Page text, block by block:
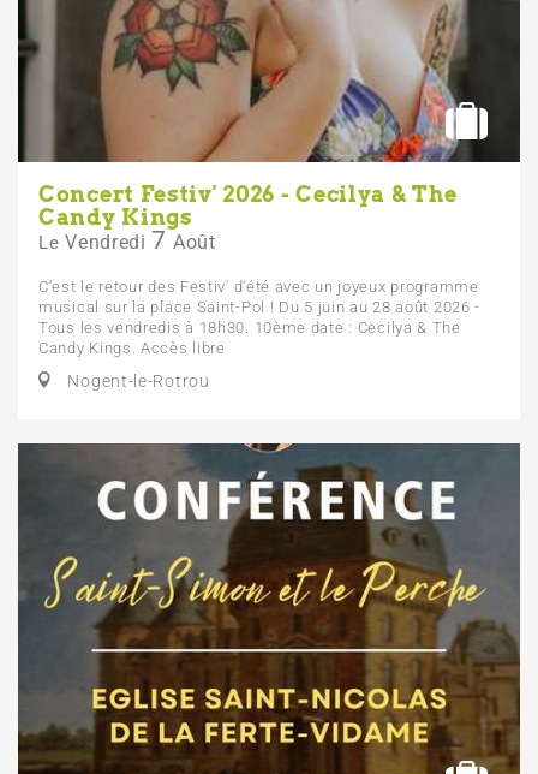
Concert Festiv' 2026 - Cecilya & The
Candy Kings
Le Vendredi 7 Août
C'est le retour des Festiv' d'été avec un joyeux programme
musical sur la place Saint-Pol ! Du 5 juin au 28 août 2026 -
Tous les vendredis à 18h30. 10ème date : Cecilya & The
Candy Kings. Accès libre
Nogent-le-Rotrou